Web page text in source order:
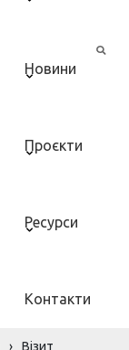
Новини
Проєкти
Ресурси
Контакти
›
Візит